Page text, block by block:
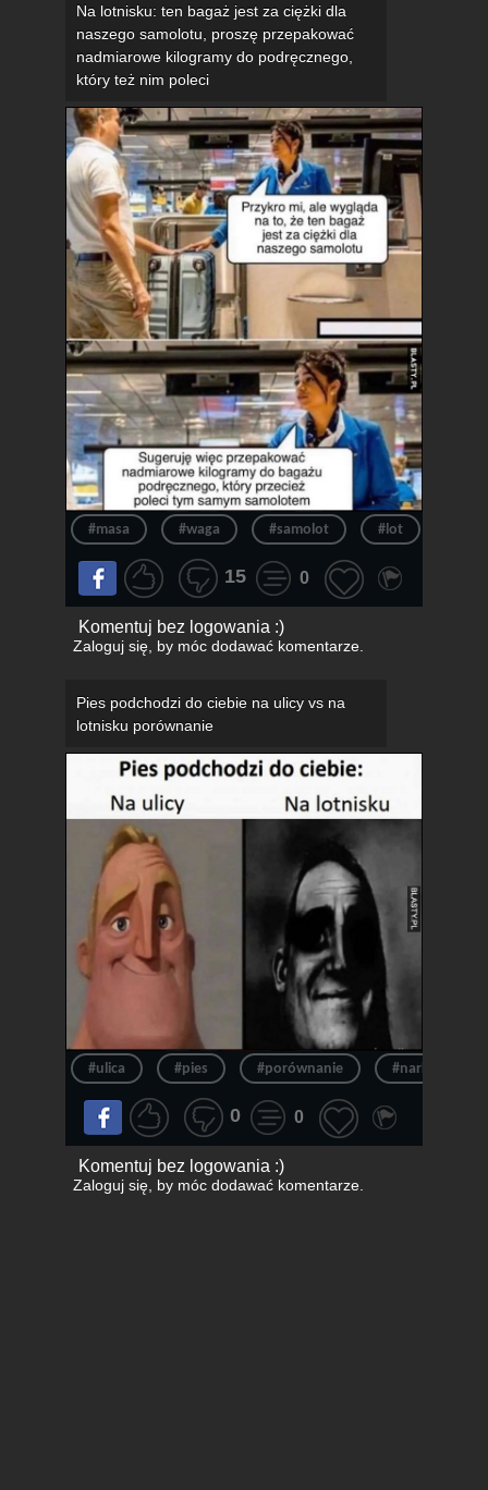
Na lotnisku: ten bagaż jest za ciężki dla
naszego samolotu, proszę przepakować
nadmiarowe kilogramy do podręcznego,
który też nim poleci
#masa #waga #samolot #lot
15 0
Komentuj bez logowania :)
Zaloguj się, by móc dodawać komentarze.
Pies podchodzi do ciebie na ulicy vs na
lotnisku porównanie
#ulica #pies #porównanie #narkotyki
0 0
Komentuj bez logowania :)
Zaloguj się, by móc dodawać komentarze.